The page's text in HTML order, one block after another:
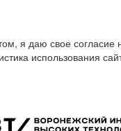
я даю свое
использования